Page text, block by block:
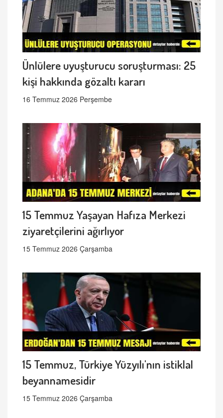
Ünlülere uyuşturucu soruşturması: 25
kişi hakkında gözaltı kararı
16 Temmuz 2026 Perşembe
15 Temmuz Yaşayan Hafıza Merkezi
ziyaretçilerini ağırlıyor
15 Temmuz 2026 Çarşamba
15 Temmuz, Türkiye Yüzyılı'nın istiklal
beyannamesidir
15 Temmuz 2026 Çarşamba